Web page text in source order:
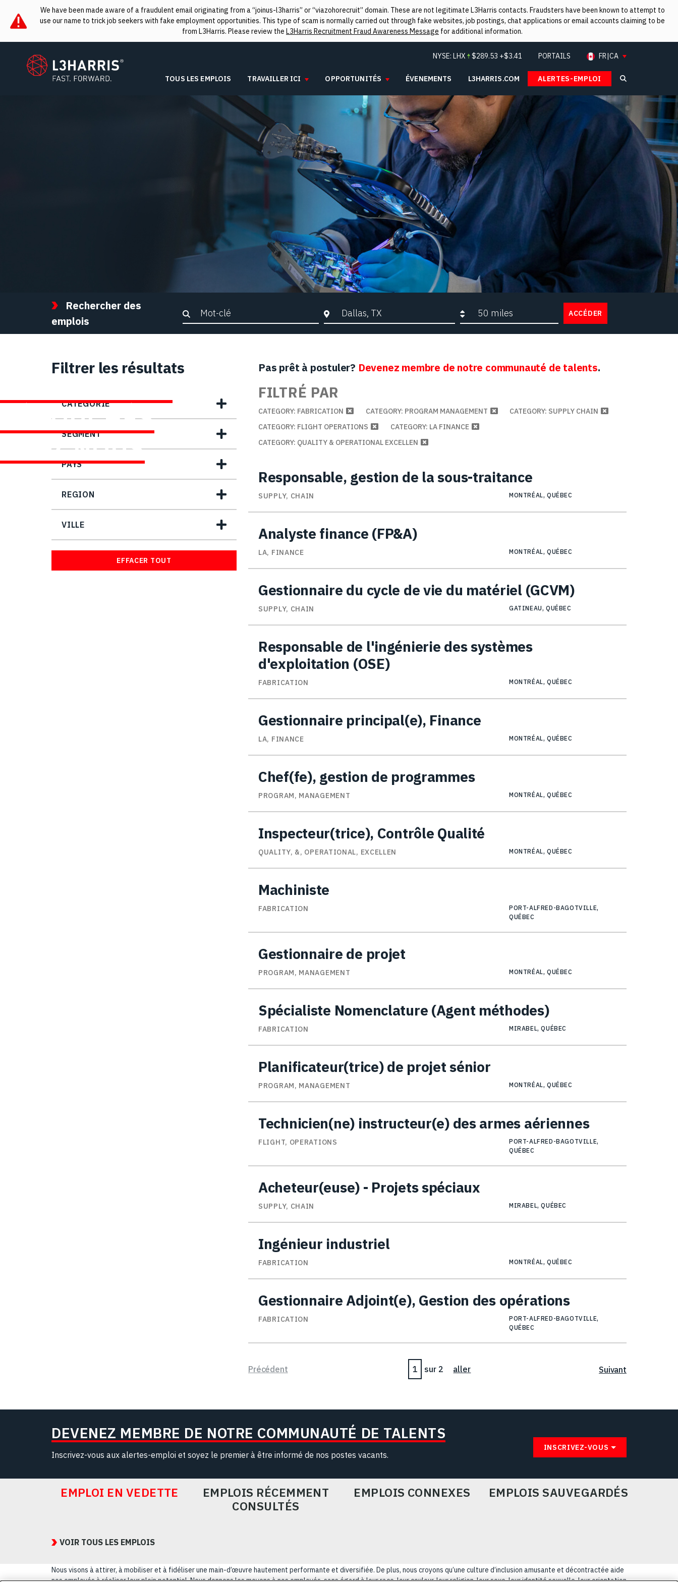
We have been made aware of a fraudulent email originating from a “joinus-l3harris” or “viazohorecruit” domain. These are not legitimate L3Harris contacts. Fraudsters have been known to attempt to
use our name to trick job seekers with fake employment opportunities. This type of scam is normally carried out through fake websites, job postings, chat applications or email accounts claiming to be
from L3Harris. Please review the L3Harris Recruitment Fraud Awareness Message for additional information.
L3Harris
Search
NYSE:LHX $289.53 +$3.41 PORTAILS FR|CA
TOUS LES EMPLOIS TRAVAILLER ICI OPPORTUNITÉS ÉVENEMENTS L3HARRIS.COM ALERTES-EMPLOI
DÉBOUCHÉS
CHEZ NOUS
Rechercher des
emplois
Recherche par mots-clés Ville, Région ou Code postal Rayon de recherche ACCÉDER
Pas prêt à postuler? Devenez membre de notre communauté de talents.
FILTRÉ PAR
CATEGORY: FABRICATION CATEGORY: PROGRAM MANAGEMENT
CATEGORY: SUPPLY CHAIN
CATEGORY: FLIGHT OPERATIONS
CATEGORY: LA FINANCE
CATEGORY: QUALITY & OPERATIONAL EXCELLEN
Responsable, gestion de la sous-traitance
SUPPLY, CHAIN MONTRÉAL, QUÉBEC
Analyste finance (FP&A)
LA, FINANCE MONTRÉAL, QUÉBEC
Gestionnaire du cycle de vie du matériel (GCVM)
SUPPLY, CHAIN GATINEAU, QUÉBEC
Responsable de l'ingénierie des systèmes
d'exploitation (OSE)
FABRICATION MONTRÉAL, QUÉBEC
Gestionnaire principal(e), Finance
LA, FINANCE MONTRÉAL, QUÉBEC
Chef(fe), gestion de programmes
PROGRAM, MANAGEMENT MONTRÉAL, QUÉBEC
Inspecteur(trice), Contrôle Qualité
QUALITY, &, OPERATIONAL, EXCELLEN MONTRÉAL, QUÉBEC
Machiniste
FABRICATION
PORT-ALFRED-BAGOTVILLE,
QUÉBEC
Gestionnaire de projet
PROGRAM, MANAGEMENT MONTRÉAL, QUÉBEC
Spécialiste Nomenclature (Agent méthodes)
FABRICATION MIRABEL, QUÉBEC
Planificateur(trice) de projet sénior
PROGRAM, MANAGEMENT MONTRÉAL, QUÉBEC
Technicien(ne) instructeur(e) des armes aériennes
FLIGHT, OPERATIONS
PORT-ALFRED-BAGOTVILLE,
QUÉBEC
Acheteur(euse) - Projets spéciaux
SUPPLY, CHAIN MIRABEL, QUÉBEC
Ingénieur industriel
FABRICATION MONTRÉAL, QUÉBEC
Gestionnaire Adjoint(e), Gestion des opérations
FABRICATION
PORT-ALFRED-BAGOTVILLE,
QUÉBEC
Précédent Page sur 2 aller Suivant
Filtrer les résultats
CATEGORIE
SEGMENT
PAYS
REGION
VILLE
EFFACER TOUT
DEVENEZ MEMBRE DE NOTRE COMMUNAUTÉ DE TALENTS
Inscrivez-vous aux alertes-emploi et soyez le premier à être informé de nos postes vacants.
INSCRIVEZ-VOUS
EMPLOI EN VEDETTE
EMPLOIS RÉCEMMENT
CONSULTÉS
EMPLOIS CONNEXES EMPLOIS SAUVEGARDÉS
JobsVOIR TOUS LES EMPLOIS
Nous visons à attirer, à mobiliser et à fidéliser une main-d’œuvre hautement performante et diversifiée. De plus, nous croyons qu’une culture d’inclusion amusante et décontractée aide